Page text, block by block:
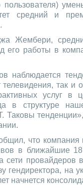
средний и
Жембери,
его работы в
наблюдается
телевидения, так и
услуг в
в структуре
Таковы
что компания
в ближайшие
сети провайдеров
гендиректора, на
начнется